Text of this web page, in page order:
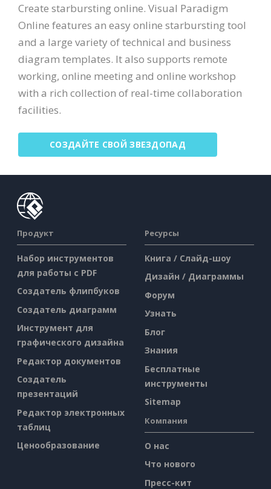
Create starbursting online. Visual Paradigm
Online features an easy online starbursting tool
and a large variety of technical and business
diagram templates. It also supports remote
working, online meeting and online workshop
with a rich collection of real-time collaboration
facilities.
СОЗДАЙТЕ СВОЙ ЗВЕЗДОПАД
Продукт
Набор инструментов
для работы с PDF
Создатель флипбуков
Создатель диаграмм
Инструмент для
графического дизайна
Редактор документов
Создатель
презентаций
Редактор электронных
таблиц
Ценообразование
Ресурсы
Книга / Слайд-шоу
Дизайн / Диаграммы
Форум
Узнать
Блог
Знания
Бесплатные
инструменты
Sitemap
Компания
О нас
Что нового
Пресс-кит